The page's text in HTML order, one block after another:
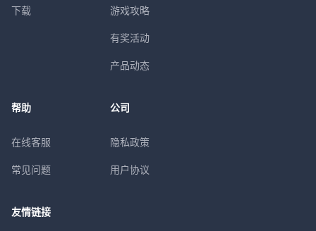
下载 游戏攻略
有奖活动
产品动态
帮助
在线客服
常见问题
公司
隐私政策
用户协议
友情链接